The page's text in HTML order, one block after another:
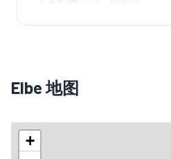
Elbe 地图
+